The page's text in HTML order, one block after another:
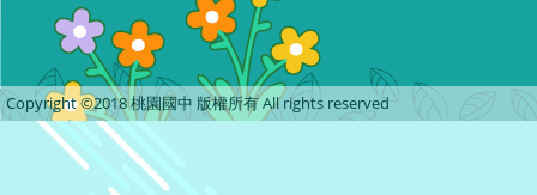
Copyright ©2018 桃園國中 版權所有 All rights reserved